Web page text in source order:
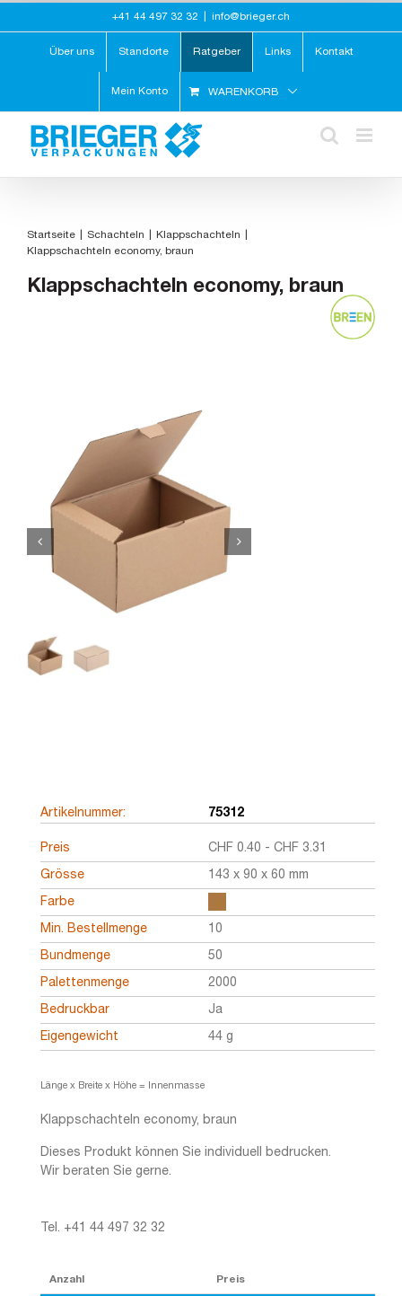
springen
+41 44 497 32 32 info@brieger.ch
Über uns Standorte Ratgeber Links Kontakt
Mein Konto WARENKORB
Startseite Schachteln
Klappschachteln
Klappschachteln economy, braun
Klappschachteln economy, braun
Artikelnummer: 75312
Preis CHF 0.40 - CHF 3.31
Grösse 143 x 90 x 60 mm
Farbe
Min. Bestellmenge 10
Bundmenge 50
Palettenmenge 2000
Bedruckbar Ja
Eigengewicht 44 g
Länge x Breite x Höhe = Innenmasse
Klappschachteln economy, braun
Dieses Produkt können Sie individuell bedrucken.
Wir beraten Sie gerne.
Tel. +41 44 497 32 32
Anzahl Preis